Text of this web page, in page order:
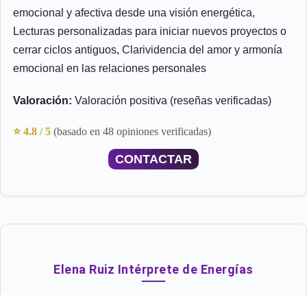
emocional y afectiva desde una visión energética,
Lecturas personalizadas para iniciar nuevos proyectos o
cerrar ciclos antiguos, Clarividencia del amor y armonía
emocional en las relaciones personales
Valoración: Valoración positiva (reseñas verificadas)
⭐ 4.8 / 5 (basado en 48 opiniones verificadas)
CONTACTAR
Elena Ruiz Intérprete de Energías